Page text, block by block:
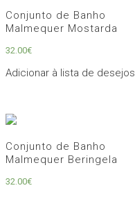
Conjunto de Banho
Malmequer Mostarda
32.00€
Adicionar à lista de desejos
Conjunto de Banho
Malmequer Beringela
32.00€